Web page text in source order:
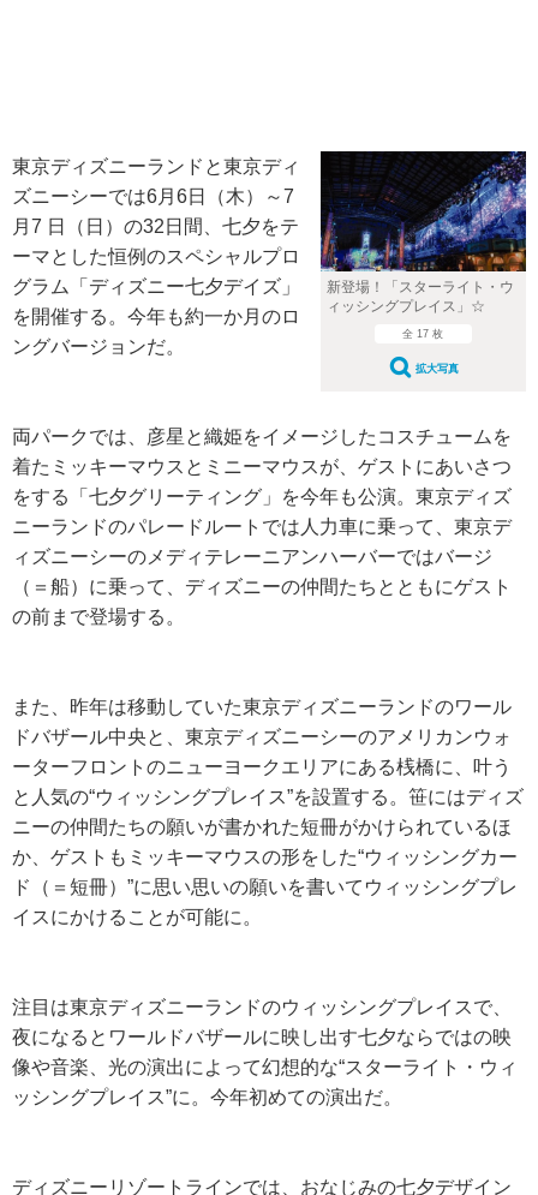
新登場！「スターライト・ウ
ィッシングプレイス」☆
全 17 枚
拡大写真
東京ディズニーランドと東京ディ
ズニーシーでは6月6日（木）～7
月7 日（日）の32日間、七夕をテ
ーマとした恒例のスペシャルプロ
グラム「ディズニー七夕デイズ」
を開催する。今年も約一か月のロ
ングバージョンだ。
両パークでは、彦星と織姫をイメージしたコスチュームを
着たミッキーマウスとミニーマウスが、ゲストにあいさつ
をする「七夕グリーティング」を今年も公演。東京ディズ
ニーランドのパレードルートでは人力車に乗って、東京デ
ィズニーシーのメディテレーニアンハーバーではバージ
（＝船）に乗って、ディズニーの仲間たちとともにゲスト
の前まで登場する。
また、昨年は移動していた東京ディズニーランドのワール
ドバザール中央と、東京ディズニーシーのアメリカンウォ
ーターフロントのニューヨークエリアにある桟橋に、叶う
と人気の“ウィッシングプレイス”を設置する。笹にはディズ
ニーの仲間たちの願いが書かれた短冊がかけられているほ
か、ゲストもミッキーマウスの形をした“ウィッシングカー
ド（＝短冊）”に思い思いの願いを書いてウィッシングプレ
イスにかけることが可能に。
注目は東京ディズニーランドのウィッシングプレイスで、
夜になるとワールドバザールに映し出す七夕ならではの映
像や音楽、光の演出によって幻想的な“スターライト・ウィ
ッシングプレイス”に。今年初めての演出だ。
ディズニーリゾートラインでは、おなじみの七夕デザイン